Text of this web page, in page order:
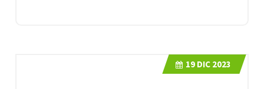
19 DIC 2023